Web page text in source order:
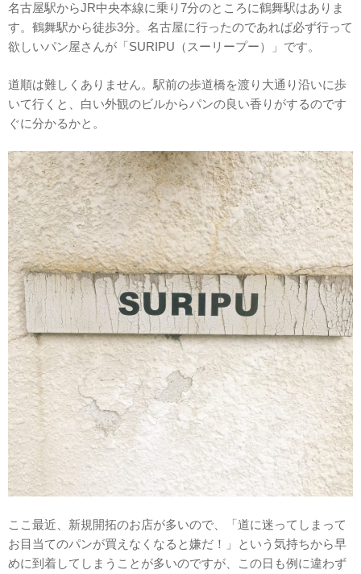
名古屋駅からJR中央本線に乗り7分のところに鶴舞駅はありま
す。鶴舞駅から徒歩3分。名古屋に行ったのであれば必ず行って
欲しいパン屋さんが「SURIPU（スーリープー）」です。
道順は難しくありません。駅前の歩道橋を渡り大通り沿いに歩
いて行くと、白い外観のビルからパンの良い香りがするのです
ぐに分かるかと。
ここ最近、新規開拓のお店が多いので、「道に迷ってしまって
お目当てのパンが買えなくなると嫌だ！」という気持ちから早
めに到着してしまうことが多いのですが、この日も例に違わず